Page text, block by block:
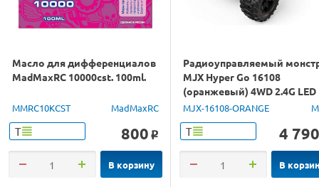
Масло для дифференциалов
MadMaxRC 10000cst. 100ml.
MMRC10KCST MadMaxRC
Т 800 o
В корзину
Радиоуправляемый
MJX Hyper Go 16108
(оранжевый) 4WD 2.4G LED
1/16 RTR
MJX-16108-ORANGE
Т 4 790
В